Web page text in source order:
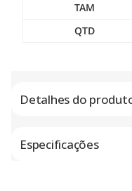
TAM
QTD
Detalhes do
Especificações